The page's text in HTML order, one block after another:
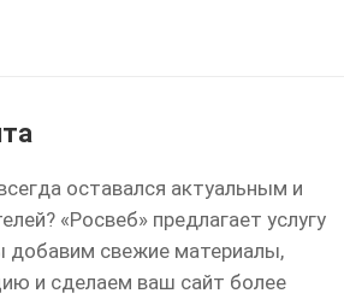
оставался актуальным и
«Росвеб» предлагает услугу
добавим свежие материалы,
и сделаем ваш сайт более